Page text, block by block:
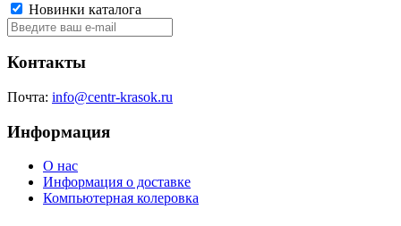
Новинки каталога
Контакты
Почта: info@centr-krasok.ru
Информация
О нас
Информация о доставке
Компьютерная колеровка